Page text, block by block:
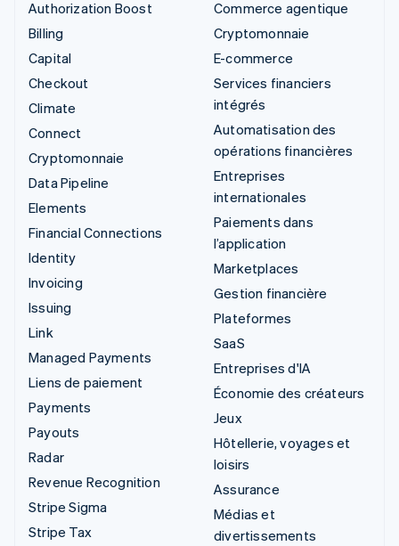
Authorization Boost
Billing
Capital
Checkout
Climate
Connect
Cryptomonnaie
Data Pipeline
Elements
Financial Connections
Identity
Invoicing
Issuing
Link
Managed Payments
Liens de paiement
Payments
Payouts
Radar
Revenue Recognition
Stripe Sigma
Stripe Tax
Commerce agentique
Cryptomonnaie
E-commerce
Services financiers
intégrés
Automatisation des
opérations financières
Entreprises
internationales
Paiements dans
l’application
Marketplaces
Gestion financière
Plateformes
SaaS
Entreprises d'IA
Économie des créateurs
Jeux
Hôtellerie, voyages et
loisirs
Assurance
Médias et
divertissements